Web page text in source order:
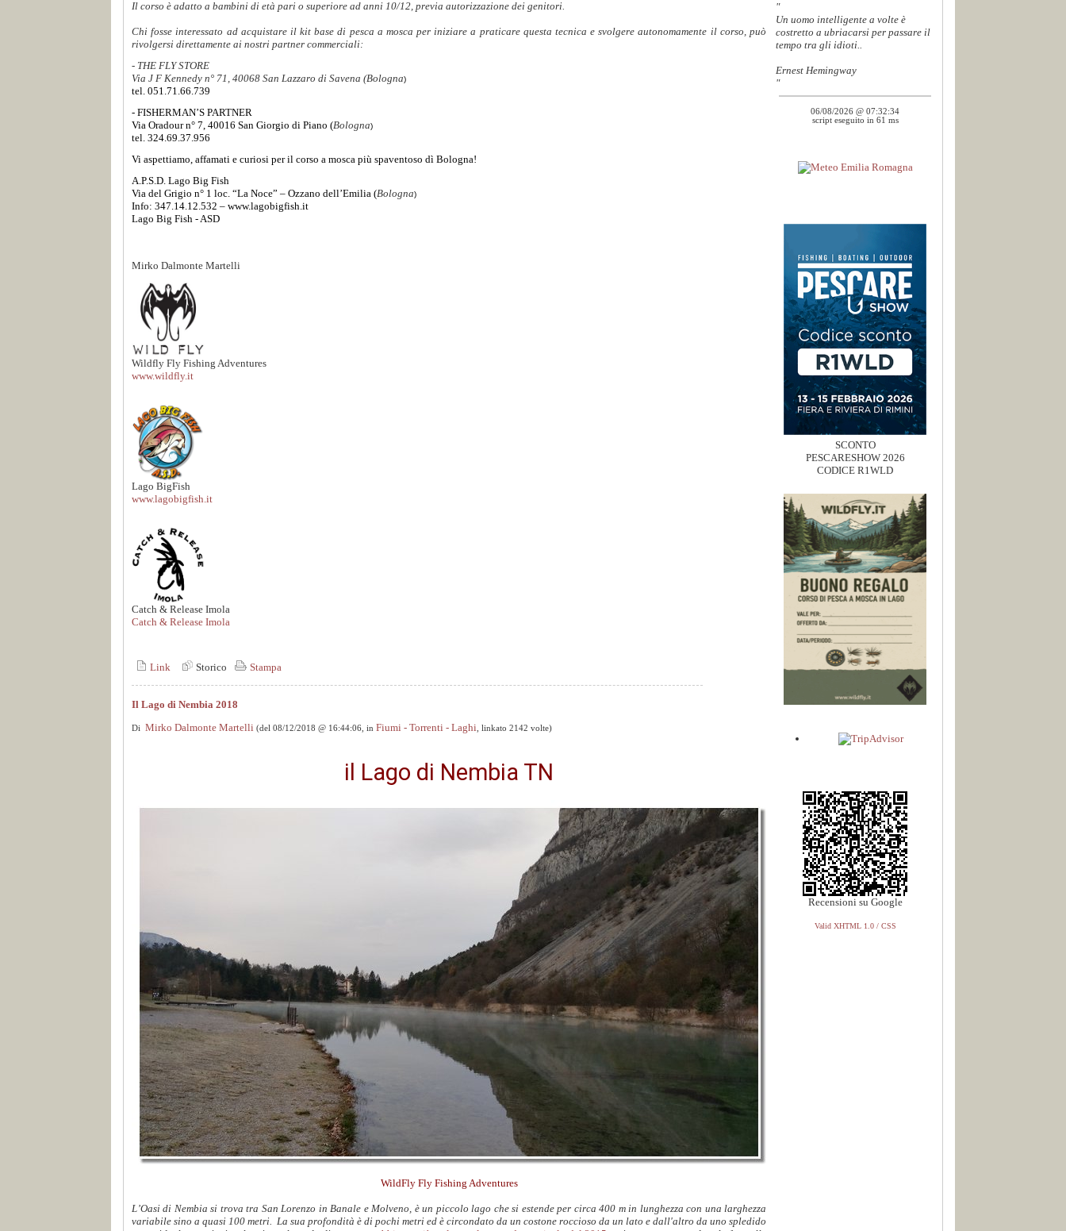
Il corso è adatto a bambini di età pari o superiore ad anni 10/12, previa autorizzazione dei genitori.
Chi fosse interessato ad acquistare il kit base di pesca a mosca per iniziare a praticare questa tecnica e svolgere autonomamente il corso, può
rivolgersi direttamente ai nostri partner commerciali:
- THE FLY STORE
Via J F Kennedy n° 71, 40068 San Lazzaro di Savena (Bologna)
tel. 051.71.66.739
- FISHERMAN’S PARTNER
Via Oradour n° 7, 40016 San Giorgio di Piano (Bologna)
tel. 324.69.37.956
Vi aspettiamo, affamati e curiosi per il corso a mosca più spaventoso dì Bologna!
A.P.S.D. Lago Big Fish
Via del Grigio n° 1 loc. “La Noce” – Ozzano dell’Emilia (Bologna)
Info: 347.14.12.532 – www.lagobigfish.it
Lago Big Fish - ASD
Mirko Dalmonte Martelli
Wildfly Fly Fishing Adventures
www.wildfly.it
Lago BigFish
www.lagobigfish.it
Catch & Release Imola
Catch & Release Imola
Link Storico Stampa
Il Lago di Nembia 2018
Di Mirko Dalmonte Martelli (del 08/12/2018 @ 16:44:06, in Fiumi - Torrenti - Laghi , linkato 2142 volte)
il Lago di Nembia TN
WildFly Fly Fishing Adventures
L’Oasi di Nembia si trova tra San Lorenzo in Banale e Molveno, è un piccolo lago chesi estende per circa 400 m in lunghezza con una larghezza
variabile sino a quasi 100 metri. La sua profondità è di pochi metri ed è circondato da un costone roccioso da un lato e dall'altro da uno spledido
"
Un uomo intelligente a volte è
costretto a ubriacarsi per passare il
tempo tra gli idioti..
Ernest Hemingway
"
06/08/2026 @ 07:32:34
script eseguito in 61 ms
SCONTO
PESCARESHOW 2026
CODICE R1WLD
Recensioni su Google
Valid XHTML 1.0 / CSS